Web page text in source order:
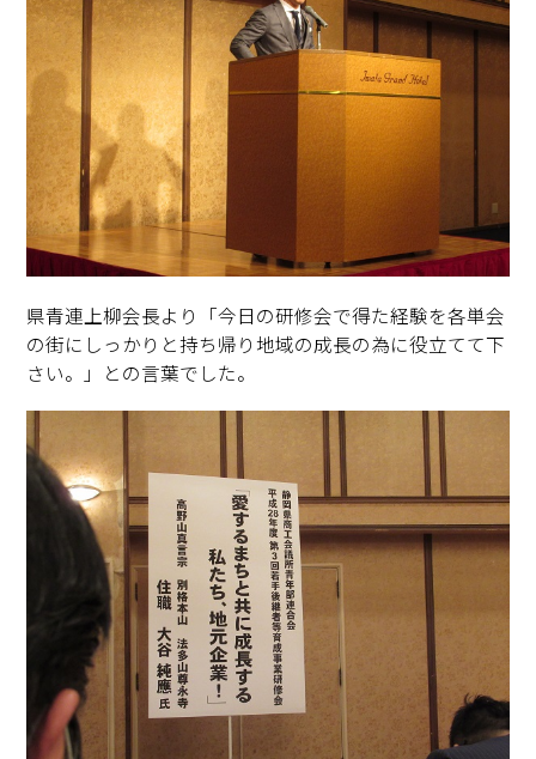
県青連上柳会長より「今日の研修会で得た経験を各単会
の街にしっかりと持ち帰り地域の成長の為に役立てて下
さい。」との言葉でした。